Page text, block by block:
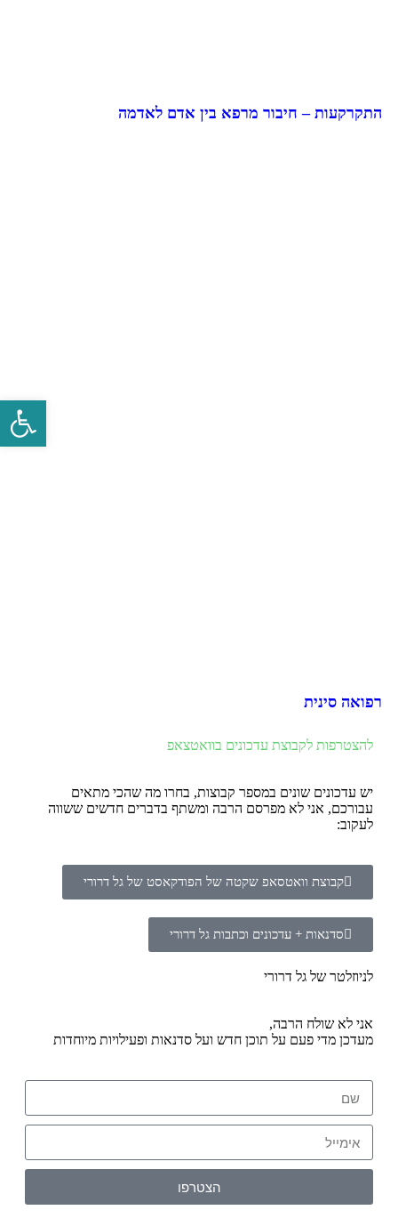
התקרקעות – חיבור מרפא בין אדם לאדמה
רפואה סינית
להצטרפות לקבוצת עדכונים בוואטצאפ
יש עדכונים שונים במספר קבוצות, בחרו מה שהכי מתאים
עבורכם, אני לא מפרסם הרבה ומשתף בדברים חדשים ששווה
לעקוב:
קבוצת וואטסאפ שקטה של הפודקאסט של גל דרורי
סדנאות + עדכונים וכתבות גל דרורי
לניוזלטר של גל דרורי
אני לא שולח הרבה,
מעדכן מדי פעם על תוכן חדש ועל סדנאות ופעילויות מיוחדות
הצטרפו
פתח